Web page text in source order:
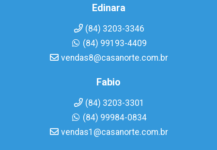
Edinara
(84) 3203-3346
(84) 99193-4409
vendas8@casanorte.com.br
Fabio
(84) 3203-3301
(84) 99984-0834
vendas1@casanorte.com.br